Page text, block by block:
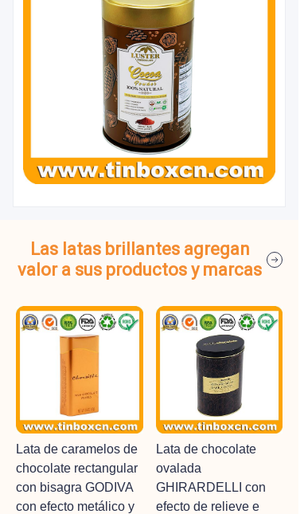
Las latas brillantes agregan
valor a sus productos y marcas
Lata de caramelos de
chocolate rectangular
con bisagra GODIVA
con efecto metálico y
Lata de chocolate
ovalada
GHIRARDELLI con
efecto de relieve e